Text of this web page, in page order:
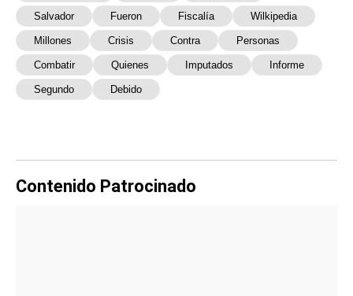
Salvador Fueron Fiscalía Wilkipedia
Millones Crisis Contra Personas
Combatir Quienes Imputados Informe
Segundo Debido
Contenido Patrocinado